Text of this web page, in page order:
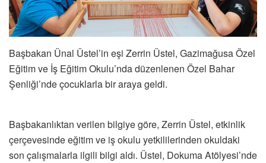
Başbakan Ünal Üstel’in eşi Zerrin Üstel, Gazimağusa Özel
Eğitim ve İş Eğitim Okulu’nda düzenlenen Özel Bahar
Şenliği’nde çocuklarla bir araya geldi.
Başbakanlıktan verilen bilgiye göre, Zerrin Üstel, etkinlik
çerçevesinde eğitim ve iş okulu yetkililerinden okuldaki
son çalışmalarla ilgili bilgi aldı. Üstel, Dokuma Atölyesi’nde